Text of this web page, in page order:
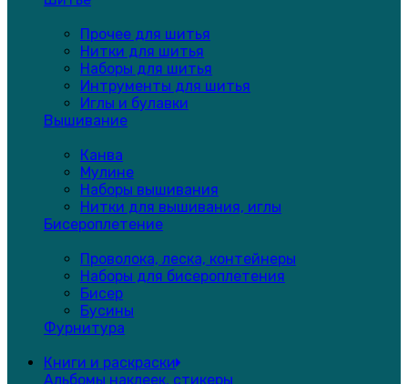
Прочее для шитья
Нитки для шитья
Наборы для шитья
Интрументы для шитья
Иглы и булавки
Вышивание
Канва
Мулине
Наборы вышивания
Нитки для вышивания, иглы
Бисероплетение
Проволока, леска, контейнеры
Наборы для бисероплетения
Бисер
Бусины
Фурнитура
Книги и раскраски
Альбомы наклеек, стикеры